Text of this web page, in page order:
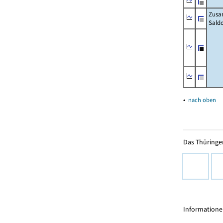
▴ nach oben
Das